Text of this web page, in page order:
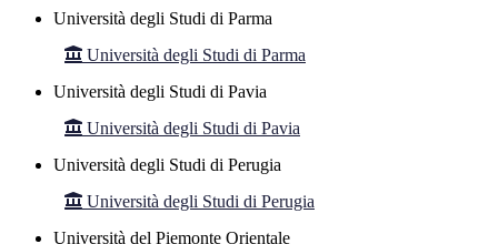
Università degli Studi di Parma
Università degli Studi di Parma
Università degli Studi di Pavia
Università degli Studi di Pavia
Università degli Studi di Perugia
Università degli Studi di Perugia
Università del Piemonte Orientale